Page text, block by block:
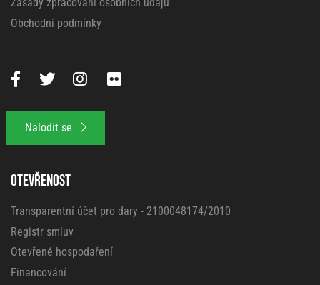
Obchodní podmínky
OTEVŘENOST
Transparentní účet pro dary - 2100048174/2010
Registr smluv
Otevřené hospodaření
Financování
Nalodit se